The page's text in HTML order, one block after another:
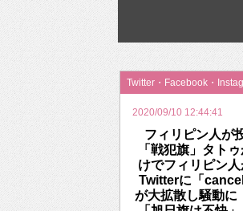
挫折率8割の壁をAI
2026年のバレンタ
Twitter・Facebook・
2020/09/10 12:44:41
フィリピン人が
「戦犯旗」タト
けでフィリピン人
Twitterに「
が大拡散し騒動